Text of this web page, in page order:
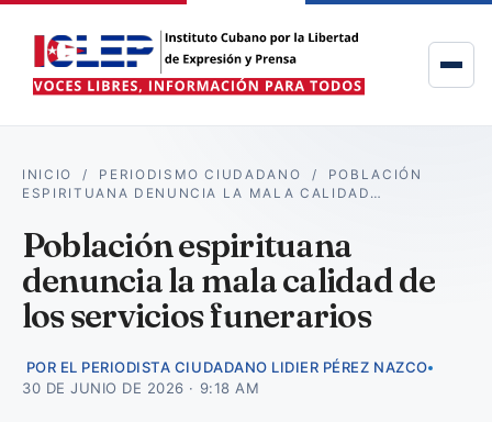
INICIO / PERIODISMO CIUDADANO / POBLACIÓN
ESPIRITUANA DENUNCIA LA MALA CALIDAD…
Población espirituana
denuncia la mala calidad de
los servicios funerarios
POR EL PERIODISTA CIUDADANO LIDIER PÉREZ NAZCO
30 DE JUNIO DE 2026 · 9:18 AM